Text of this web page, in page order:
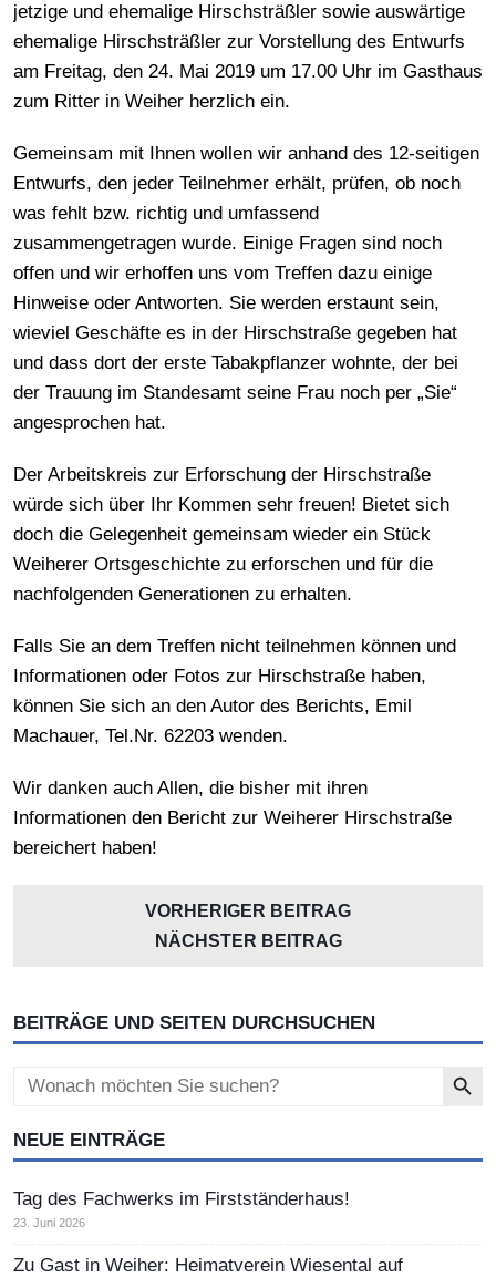
jetzige und ehemalige Hirschsträßler sowie auswärtige
ehemalige Hirschsträßler zur Vorstellung des Entwurfs
am Freitag, den 24. Mai 2019 um 17.00 Uhr im Gasthaus
zum Ritter in Weiher herzlich ein.
Gemeinsam mit Ihnen wollen wir anhand des 12-seitigen
Entwurfs, den jeder Teilnehmer erhält, prüfen, ob noch
was fehlt bzw. richtig und umfassend
zusammengetragen wurde. Einige Fragen sind noch
offen und wir erhoffen uns vom Treffen dazu einige
Hinweise oder Antworten. Sie werden erstaunt sein,
wieviel Geschäfte es in der Hirschstraße gegeben hat
und dass dort der erste Tabakpflanzer wohnte, der bei
der Trauung im Standesamt seine Frau noch per „Sie“
angesprochen hat.
Der Arbeitskreis zur Erforschung der Hirschstraße
würde sich über Ihr Kommen sehr freuen! Bietet sich
doch die Gelegenheit gemeinsam wieder ein Stück
Weiherer Ortsgeschichte zu erforschen und für die
nachfolgenden Generationen zu erhalten.
Falls Sie an dem Treffen nicht teilnehmen können und
Informationen oder Fotos zur Hirschstraße haben,
können Sie sich an den Autor des Berichts, Emil
Machauer, Tel.Nr. 62203 wenden.
Wir danken auch Allen, die bisher mit ihren
Informationen den Bericht zur Weiherer Hirschstraße
bereichert haben!
VORHERIGER BEITRAG
NÄCHSTER BEITRAG
BEITRÄGE UND SEITEN DURCHSUCHEN
Search
for:
NEUE EINTRÄGE
Tag des Fachwerks im Firstständerhaus!
23. Juni 2026
Zu Gast in Weiher: Heimatverein Wiesental auf